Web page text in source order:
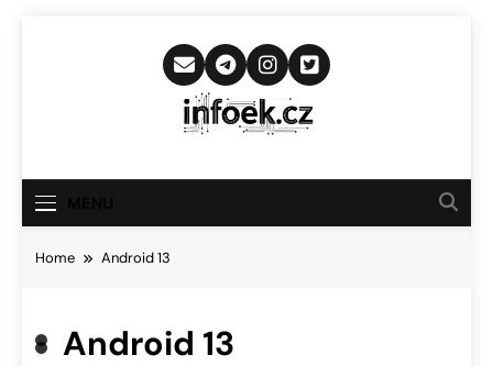
Infoek.cz
Novinkám
Home Android 13
Android 13